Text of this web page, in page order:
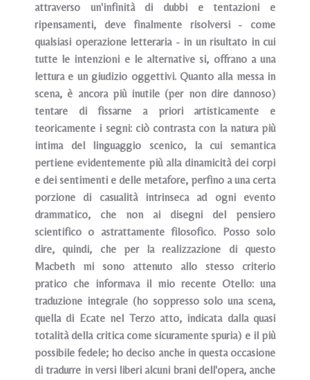
attraverso un'infinità di dubbi e tentazioni e
ripensamenti, deve finalmente risolversi - come
qualsiasi operazione letteraria - in un risultato in cui
tutte le intenzioni e le alternative si, offrano a una
lettura e un giudizio oggettivi. Quanto alla messa in
scena, è ancora più inutile (per non dire dannoso)
tentare di fissarne a priori artisticamente e
teoricamente i segni: ciò contrasta con la natura più
intima del linguaggio scenico, la cui semantica
pertiene evidentemente più alla dinamicità dei corpi
e dei sentimenti e delle metafore, perfino a una certa
porzione di casualità intrinseca ad ogni evento
drammatico, che non ai disegni del pensiero
scientifico o astrattamente filosofico. Posso solo
dire, quindi, che per la realizzazione di questo
Macbeth mi sono attenuto allo stesso criterio
pratico che informava il mio recente Otello: una
traduzione integrale (ho soppresso solo una scena,
quella di Ecate nel Terzo atto, indicata dalla quasi
totalità della critica come sicuramente spuria) e il più
possibile fedele; ho deciso anche in questa occasione
di tradurre in versi liberi alcuni brani dell'opera, anche